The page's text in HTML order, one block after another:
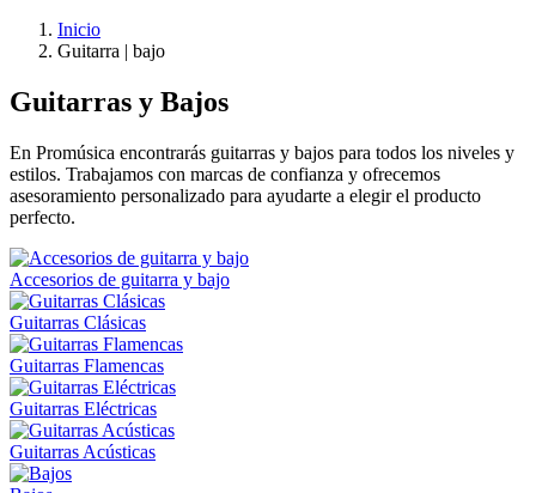
Inicio
Guitarra | bajo
Guitarras y Bajos
En Promúsica encontrarás guitarras y bajos para todos los niveles y
estilos. Trabajamos con marcas de confianza y ofrecemos
asesoramiento personalizado para ayudarte a elegir el producto
perfecto.
Accesorios de guitarra y bajo
Guitarras Clásicas
Guitarras Flamencas
Guitarras Eléctricas
Guitarras Acústicas